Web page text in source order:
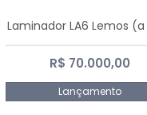
Laminador LA6 Lemos
R$ 70.000,00
Lançamento